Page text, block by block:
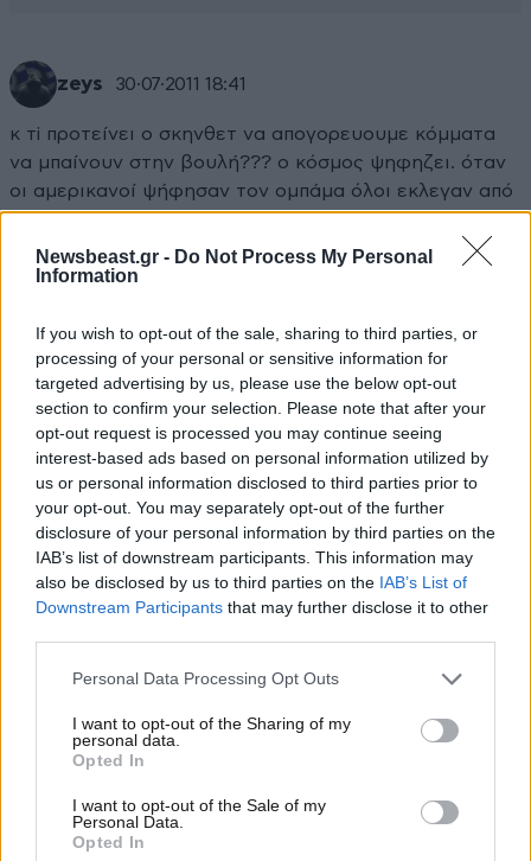
Newsbeast.gr - Do Not Process My Personal
Information
If you wish to opt-out of the sale, sharing to third parties, or
processing of your personal or sensitive information for
targeted advertising by us, please use the below opt-out
section to confirm your selection. Please note that after your
opt-out request is processed you may continue seeing
interest-based ads based on personal information utilized by
us or personal information disclosed to third parties prior to
your opt-out. You may separately opt-out of the further
disclosure of your personal information by third parties on the
IAB’s list of downstream participants. This information may
also be disclosed by us to third parties on the IAB’s List of
Downstream Participants that may further disclose it to other
Please note that this website/app uses one or more Google
not limited to your visit or usage behaviour. You may click to
grant or deny consent to Google and its third-party tags to
use your data for below specified purposes in below Google
consent section.
Personal Data Processing Opt Outs
I want to opt-out of the Sharing of my
personal data.
Opted In
I want to opt-out of the Sale of my
Personal Data.
Opted In
zeys 30·07·2011 18:41
κ τi πρoτείνει ο σκηνθετ να απογορευουμε κόμματα
να μπαίνουν στην βουλή??? ο κόσμος ψηφηζει. όταν
οι αμερικανοί ψήφησαν τον ομπάμα όλοι εκλεγαν από
χαρά κ ζητώ η δημοκρατία.το κοινοβουλευτικό
σύστημα είναι καλό ανάλογα ποιον θα βγάλει??? στη
δανία κ στην σκανδιναβία ψήφησαν μαζικά οι νεολέα
σχολεία με μετανάστες κ μεγάλωσαν με μαθήματα
ισότητας.μήπως κάτι δεν πάει καλά με την
πολυπολητισμικότητα????
Απαντήστε